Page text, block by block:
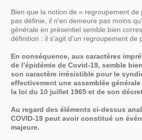
Bien que la notion de « regroupement de
pas définie, il n’en demeure pas moins
générale en présentiel semble bien
définition : il s’agit d’un regroupement de
En conséquence, aux caractères
de l’épidémie de Covid-19, semble
son caractère irrésistible pour le
effectivement une assemblée
la loi du 10 juillet 1965 et de son
Au regard des éléments ci-dessus
COVID-19 peut avoir constitué un
majeure.